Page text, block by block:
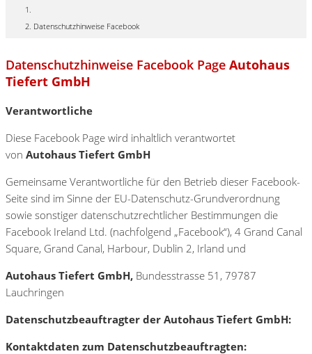
Datenschutzhinweise Facebook
Datenschutzhinweise Facebook Page Autohaus
Tiefert GmbH
Verantwortliche
Diese Facebook Page wird inhaltlich verantwortet
von Autohaus Tiefert GmbH
Gemeinsame Verantwortliche für den Betrieb dieser Facebook-
Seite sind im Sinne der EU-Datenschutz-Grundverordnung
sowie sonstiger datenschutzrechtlicher Bestimmungen die
Facebook Ireland Ltd. (nachfolgend „Facebook“), 4 Grand Canal
Square, Grand Canal, Harbour, Dublin 2, Irland und
Autohaus Tiefert GmbH, Bundesstrasse 51, 79787
Lauchringen
Datenschutzbeauftragter der Autohaus Tiefert GmbH:
Kontaktdaten zum Datenschutzbeauftragten: